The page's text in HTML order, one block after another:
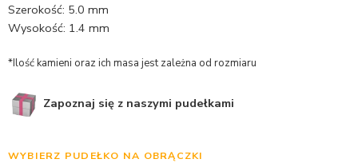
Szerokość: 5.0 mm
Wysokość: 1.4 mm
*Ilość kamieni oraz ich masa jest zależna od rozmiaru
Zapoznaj się z naszymi pudełkami
WYBIERZ PUDEŁKO NA OBRĄCZKI